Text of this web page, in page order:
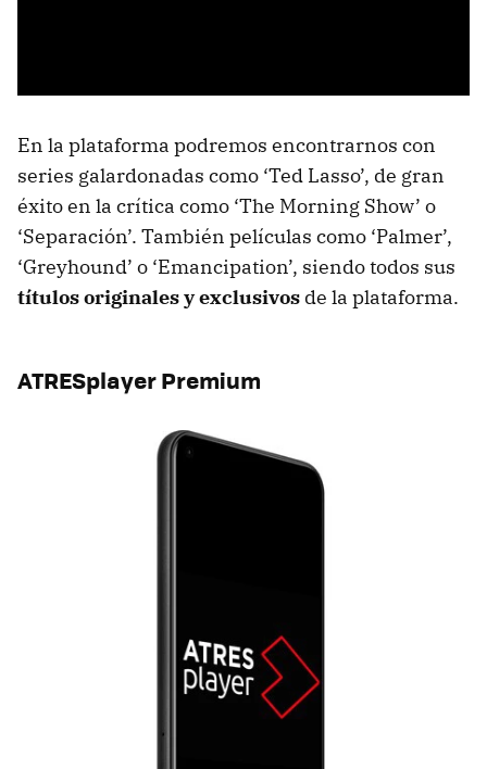
En la plataforma podremos encontrarnos con
series galardonadas como ‘Ted Lasso’, de gran
éxito en la crítica como ‘The Morning Show’ o
‘Separación’. También películas como ‘Palmer’,
‘Greyhound’ o ‘Emancipation’, siendo todos sus
títulos originales y exclusivos de la plataforma.
ATRESplayer Premium